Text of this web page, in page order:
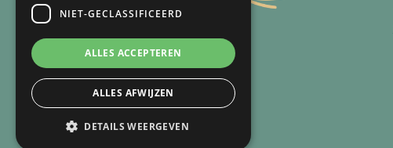
NIET-GECLASSIFICEERD
ALLES ACCEPTEREN
ALLES AFWIJZEN
DETAILS WEERGEVEN